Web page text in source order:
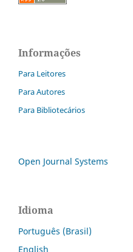
Informações
Para Leitores
Para Autores
Para Bibliotecários
Open Journal Systems
Idioma
Português (Brasil)
English